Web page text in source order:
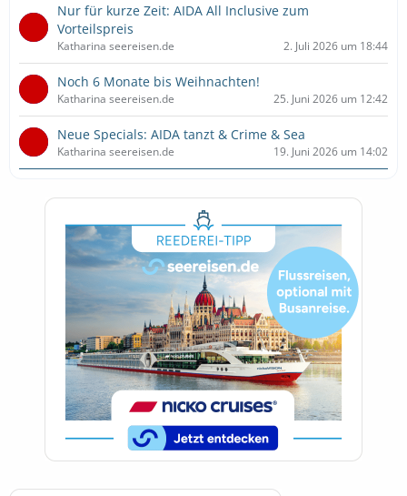
Nur für kurze Zeit: AIDA All Inclusive zum
Vorteilspreis
Katharina seereisen.de 2. Juli 2026 um 18:44
Noch 6 Monate bis Weihnachten!
Katharina seereisen.de 25. Juni 2026 um 12:42
Neue Specials: AIDA tanzt & Crime & Sea
Katharina seereisen.de 19. Juni 2026 um 14:02